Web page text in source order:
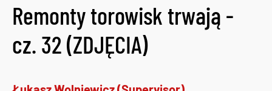
Remonty torowisk trwają -
cz. 32 (ZDJĘCIA)